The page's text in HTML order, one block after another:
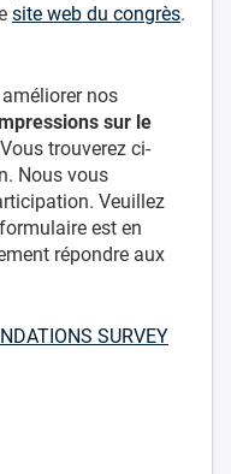
site web du congrès.
nos
sur le
trouverez ci-
Nous vous
Veuillez
est en
répondre aux
SURVEY